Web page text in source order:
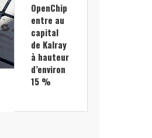
OpenChip
entre au
capital
de Kalray
à hauteur
d’environ
15 %